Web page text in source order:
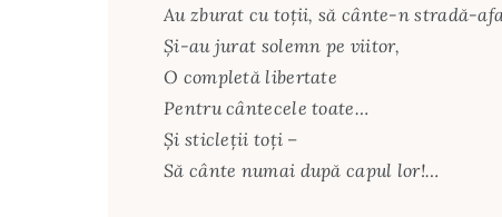
Au zburat cu toţii, să cânte-n stradă-
Şi-au jurat solemn pe viitor,
O completă libertate
Pentru cântecele toate…
Şi sticleţii toţi –
Să cânte numai după capul lor!…